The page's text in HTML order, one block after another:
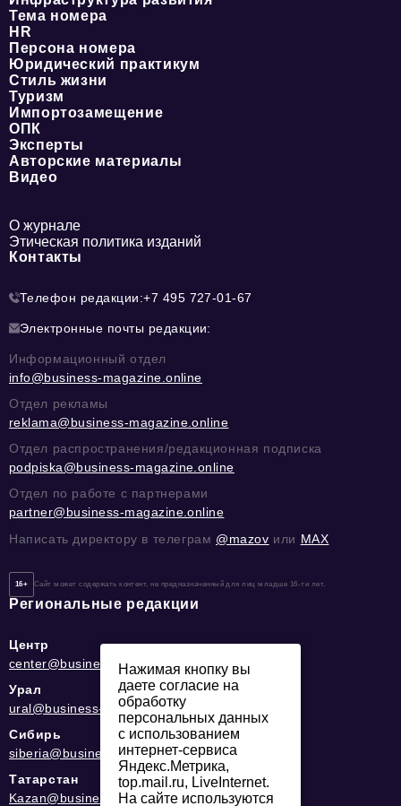
Тема номера
HR
Персона номера
Юридический практикум
Стиль жизни
Туризм
Импортозамещение
ОПК
Эксперты
Авторские материалы
Видео
О журнале
Этическая политика изданий
Контакты
Телефон редакции:+7 495 727-01-67
Электронные почты редакции:
Информационный отдел
info@business-magazine.online
Отдел рекламы
reklama@business-magazine.online
Отдел распространения/редакционная подписка
podpiska@business-magazine.online
Отдел по работе с партнерами
partner@business-magazine.online
Написать директору в телеграм @mazov или MAX
16+ Сайт может содержать контент, не предназначенный для лиц младше 16-ти лет.
Региональные редакции
Центр
center@business-magazine.online
Урал
ural@business-magazine.online
Сибирь
siberia@business-magazine.online
Татарстан
Kazan@business-magazine.online
Нажимая кнопку вы
даете согласие на
обработку
персональных данных
с использованием
интернет-сервиса
Яндекс.Метрика,
top.mail.ru, LiveInternet.
На сайте используются